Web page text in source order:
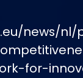
news/nl/
for-